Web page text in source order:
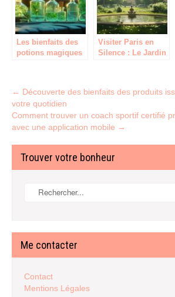
Les bienfaits des
potions magiques
Visiter Paris en
Silence : Le Jardin
Post
navigation
← Découverte des bienfaits des produits
votre quotidien
Comment trouver un coach sportif certifié
avec une application mobile →
Trouver votre bonheur
Me contacter
Contact
Mentions Légales